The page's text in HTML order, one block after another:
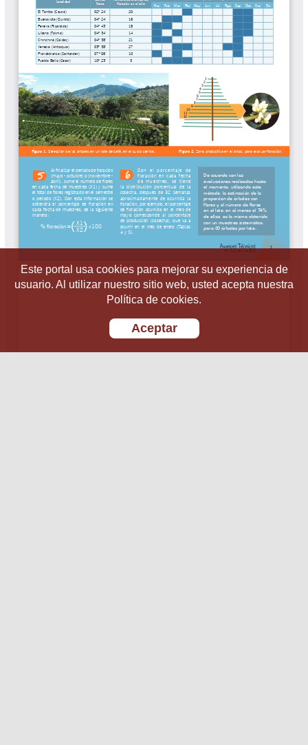
Este portal usa cookies para mejorar su experiencia de
usuario. Al utilizar nuestro sitio web, usted acepta nuestra
Política de cookies.
Aceptar